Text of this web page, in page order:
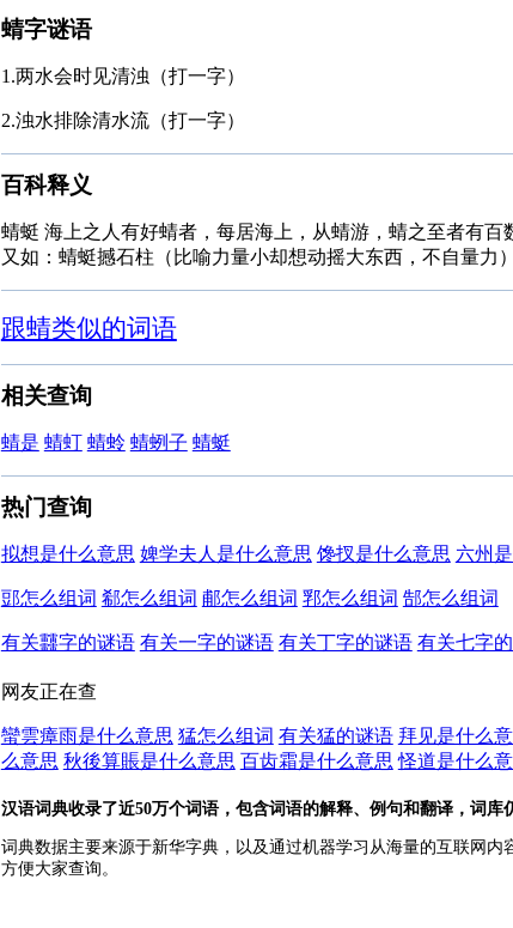
蜻字谜语
1.两水会时见清浊（打一字）
2.浊水排除清水流（打一字）
百科释义
蜻蜓 海上之人有好蜻者，每居海上，从蜻游，蜻之至者有
又如：蜻蜓撼石柱（比喻力量小却想动摇大东西，不自量力
跟蜻类似的词语
相关查询
蜻是 蜻虰 蜻蛉 蜻蛚子 蜻蜓
热门查询
拟想是什么意思 婢学夫人是什么意思 馋扠是什么意思 六州
郖怎么组词 郗怎么组词 郙怎么组词 郛怎么组词 郜怎么组词
有关䨻字的谜语 有关一字的谜语 有关丁字的谜语 有关七字
网友正在查
蠻雲瘴雨是什么意思 猛怎么组词 有关猛的谜语 拜见是什么
么意思 秋後算賬是什么意思 百齿霜是什么意思 怪道是什么
汉语词典收录了近50万个词语，包含词语的解释、例句和翻译，词库
词典数据主要来源于新华字典，以及通过机器学习从海量的互联网
方便大家查询。